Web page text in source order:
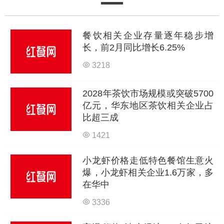
餐饮相关企业存量逐年稳步增
长，前2月同比增长6.25%
3218
2028年茶饮市场规模或突破5700
亿元，华东地区茶饮相关企业占
比超三成
1421
小龙虾价格走低特色餐馆生意火
爆，小龙虾相关企业1.6万家，多
在华中
3336